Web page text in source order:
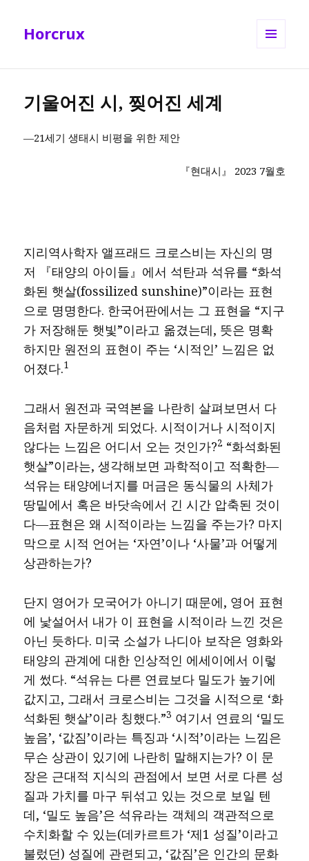
Horcrux
위젯
기울어진 시, 찢어진 세계
―21세기 생태시 비평을 위한 제안
『현대시』 2023 7월호
지리역사학자 앨프래드 크로스비는 자신의 명
저 『태양의 아이들』에서 석탄과 석유를 “화석
화된 햇살(fossilized sunshine)”이라는 표현
으로 명명한다. 한국어판에서는 그 표현을 “지구
가 저장해둔 햇빛”이라고 옮겼는데, 뜻은 명확
하지만 원전의 표현이 주는 ‘시적인’ 느낌은 없
어졌다.1
그래서 원전과 국역본을 나란히 살펴보면서 다
음처럼 자문하게 되었다. 시적이거나 시적이지
않다는 느낌은 어디서 오는 것인가?2 “화석화된
햇살”이라는, 생각해보면 과학적이고 적확한―
석유는 태양에너지를 머금은 동식물의 사체가
땅밑에서 혹은 바닷속에서 긴 시간 압축된 것이
다―표현은 왜 시적이라는 느낌을 주는가? 마지
막으로 시적 언어는 ‘자연’이나 ‘사물’과 어떻게
상관하는가?
단지 영어가 모국어가 아니기 때문에, 영어 표현
에 낯설어서 내가 이 표현을 시적이라 느낀 것은
아닌 듯하다. 미국 소설가 나디아 보작은 영화와
태양의 관계에 대한 인상적인 에세이에서 이렇
게 썼다. “석유는 다른 연료보다 밀도가 높기에
값지고, 그래서 크로스비는 그것을 시적으로 ‘화
석화된 햇살’이라 칭했다.”3 여기서 연료의 ‘밀도
높음’, ‘값짐’이라는 특징과 ‘시적’이라는 느낌은
무슨 상관이 있기에 나란히 말해지는가? 이 문
장은 근대적 지식의 관점에서 보면 서로 다른 성
질과 가치를 마구 뒤섞고 있는 것으로 보일 텐
데, ‘밀도 높음’은 석유라는 객체의 객관적으로
수치화할 수 있는(데카르트가 ‘제1 성질’이라고
불렀던) 성질에 관련되고, ‘값짐’은 인간의 문화